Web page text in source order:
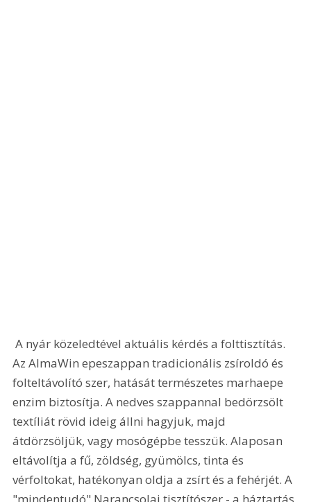
A nyár közeledtével aktuális kérdés a folttisztítás.
Az AlmaWin epeszappan tradicionális zsíroldó és
folteltávolító szer, hatását természetes marhaepe
enzim biztosítja. A nedves szappannal bedörzsölt
textíliát rövid ideig állni hagyjuk, majd
átdörzsöljük, vagy mosógépbe tesszük. Alaposan
eltávolítja a fű, zöldség, gyümölcs, tinta és
vérfoltokat, hatékonyan oldja a zsírt és a fehérjét. A
"mindentudó" Narancsolaj tisztítószer - a háztartás